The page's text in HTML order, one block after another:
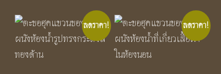
ลดราคา! ลดราคา!